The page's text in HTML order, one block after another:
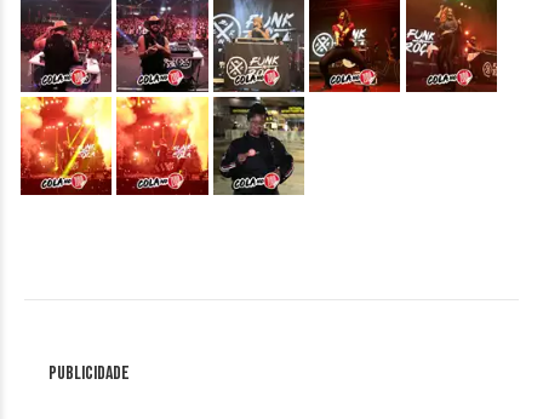
&nbsp; &nbsp; &nbsp; &nbsp; &nbsp;
&nbsp; &nbsp; &nbsp;
Publicidade